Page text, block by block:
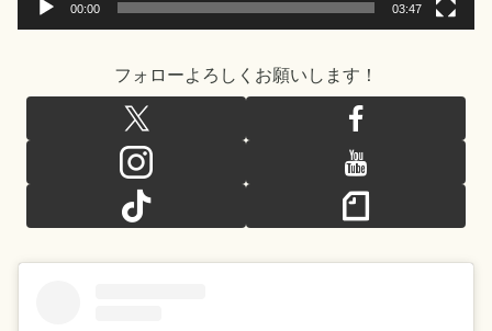
00:00 03:47
フォローよろしくお願いします！